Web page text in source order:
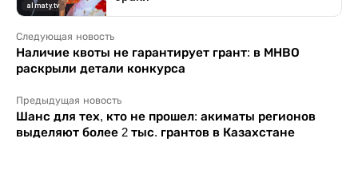
Следующая новость
Наличие квоты не гарантирует грант: в МНВО
раскрыли детали конкурса
Предыдущая новость
Шанс для тех, кто не прошел: акиматы регионов
выделяют более 2 тыс. грантов в Казахстане